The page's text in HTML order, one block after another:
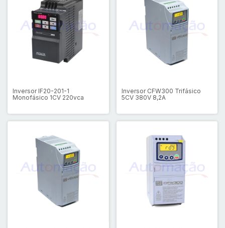
Inversor IF20-201-1
Monofásico 1CV 220vca
Inversor CFW300 Trifásico
5CV 380V 8,2A